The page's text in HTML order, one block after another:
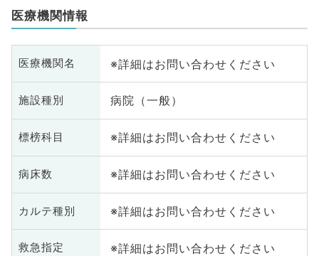
医療機関情報
医療機関名 ※詳細はお問い合わせください
施設種別 病院（一般）
標榜科目 ※詳細はお問い合わせください
病床数 ※詳細はお問い合わせください
カルテ種別 ※詳細はお問い合わせください
救急指定 ※詳細はお問い合わせください